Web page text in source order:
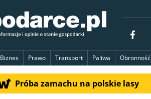
Biznes Prawo Transport Paliwa Obronność
Próba zamachu na polskie lasy